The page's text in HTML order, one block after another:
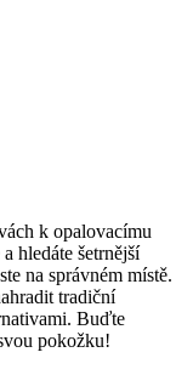
k opalovacímu
hledáte šetrnější
na správném místě.
tradiční
Buďte
pokožku!